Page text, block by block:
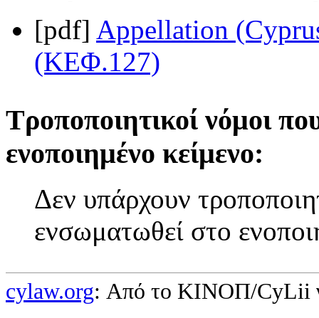
[pdf] Appellation
(ΚΕΦ.127)
Τροποποιητικοί νόμοι
ενοποιημένο κείμενο:
Δεν υπάρχουν
ενσωματωθεί στο
cylaw.org: Από το ΚΙΝOΠ/CyLii